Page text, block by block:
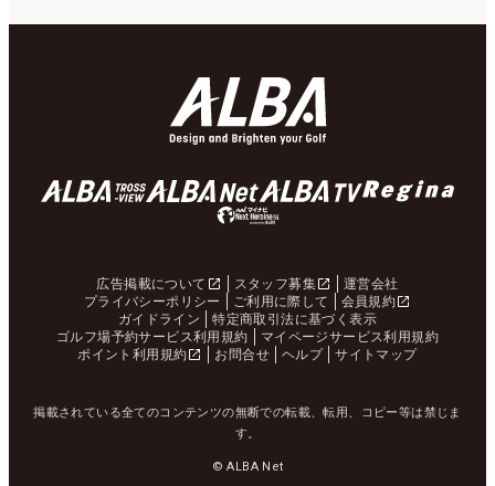
広告掲載について スタッフ募集
運営会社
プライバシーポリシー
ご利用に際して
会員規約
ガイドライン
特定商取引法に基づく表示
ゴルフ場予約サービス利用規約
マイページサービス利用規約
ポイント利用規約
お問合せ ヘルプ サイトマップ
掲載されている全てのコンテンツの無断での転載、転用、コピー等は禁じま
す。
© ALBA Net